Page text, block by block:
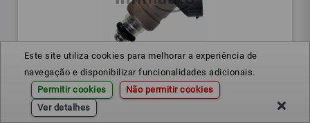
Este site utiliza cookies para melhorar a experiência de
navegação e disponibilizar funcionalidades adicionais.
Permitir cookies
Não permitir cookies
Ver detalhes
037906031AL
INJETOR VAG A3-GOLF III-IV-POLO 1.6 1998-2010